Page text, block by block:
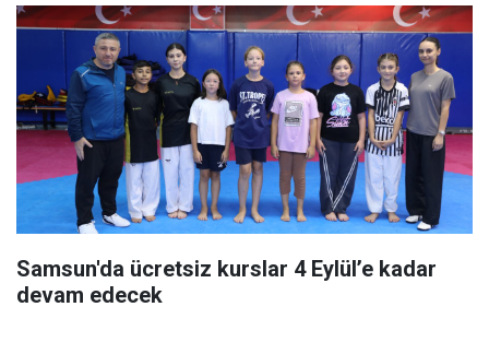
Samsun'da ücretsiz kurslar 4 Eylül’e kadar
devam edecek